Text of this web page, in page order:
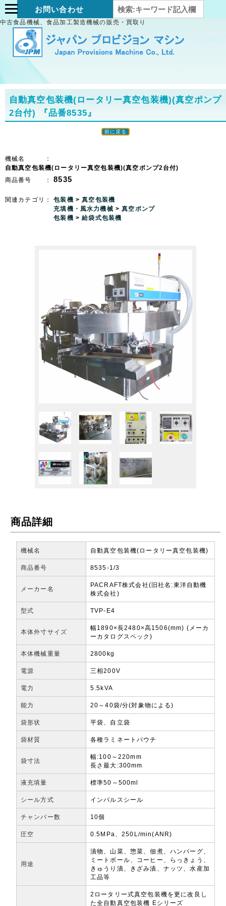
お問い合わせ
中古食品機械、食品加工製造機械の販売・買取り
自動真空包装機(ロータリー真空包装機)(真空ポンプ
2台付)
『品番8535』
前に戻る
機械名 ：
自動真空包装機(ロータリー真空包装機)(真空ポンプ2台付)
商品番号 ：8535
関連カテゴリ：包装機 >真空包装機
充填機・風水力機械 >真空ポンプ
包装機 >給袋式包装機
商品詳細
機械名 自動真空包装機(ロータリー真空包装機)
商品番号 8535-1/3
メーカー名
PACRAFT株式会社(旧社名:東洋自動機
株式会社)
型式 TVP-E4
本体外寸サイズ
幅1890×長2480×高1506(mm) (メーカ
ーカタログスペック)
本体機械重量 2800kg
電源 三相200V
電力 5.5kVA
能力 20～40袋/分(対象物による)
袋形状 平袋、自立袋
袋材質 各種ラミネートパウチ
袋寸法
幅:100～220mm
長さ最大:300mm
液充填量 標準50～500ml
シール方式 インパルスシール
チャンバー数 10個
圧空 0.5MPa、250L/min(ANR)
用途
漬物、山菜、惣菜、佃煮、ハンバーグ、
ミートボール、コーヒー、らっきょう、
きゅうり漬、きざみ漬、ナッツ、水産加
工品等
2ロータリー式真空包装機を更に改良し
た全自動真空包装機 Eシリーズ